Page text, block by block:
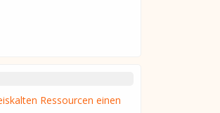
Ressourcen einen